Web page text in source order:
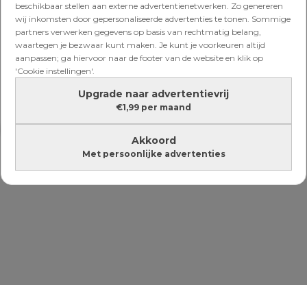
beschikbaar stellen aan externe advertentienetwerken. Zo genereren
wij inkomsten door gepersonaliseerde advertenties te tonen. Sommige
partners verwerken gegevens op basis van rechtmatig belang,
waartegen je bezwaar kunt maken. Je kunt je voorkeuren altijd
aanpassen; ga hiervoor naar de footer van de website en klik op
'Cookie instellingen'.
Upgrade naar advertentievrij
€1,99 per maand
Akkoord
Met persoonlijke advertenties
UITJES & VAKANTIE
Inspiratie nodig: ontdek de
leukste winteruitjes!
Lees verder onder de advertentie